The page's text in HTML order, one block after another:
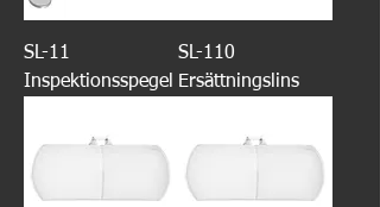
SL-11
Inspektionsspegel
SL-110
Ersättningslins